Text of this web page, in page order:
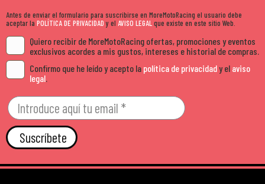
Antes de enviar el formulario para suscribirse en MoreMotoRacing el usuario debe
aceptar la POLÍTICA DE PRIVACIDADy el AVISO LEGALque existe en este sitio Web.
Quiero recibir de MoreMotoRacing ofertas, promociones y eventos
exclusivos acordes a mis gustos, intereses e historial de compras.
Confirmo que he leído y acepto la política de privacidady el aviso
legal
Suscríbete